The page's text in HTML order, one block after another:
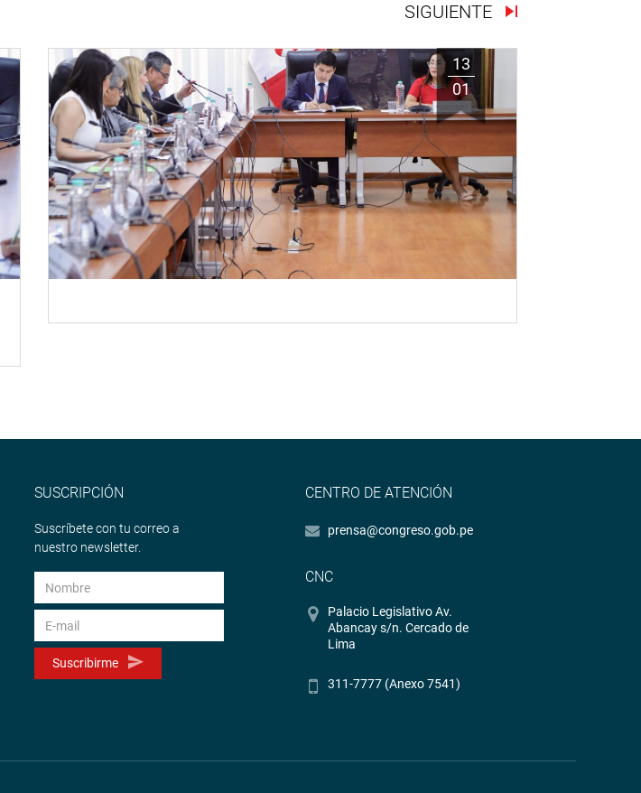
SIGUIENTE
13
01
SUSCRIPCIÓN
Suscríbete con tu correo a
nuestro newsletter.
Suscribirme
CENTRO DE ATENCIÓN
prensa@congreso.gob.pe
CNC
Palacio Legislativo Av.
Abancay s/n. Cercado de
Lima
311-7777 (Anexo 7541)